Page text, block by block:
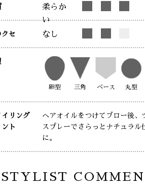
柔らか
い
クセ なし
卵型 三角 ベース 丸型
イリング
ント
ヘアオイルをつけてブロー後、
スプレーでさらっとナチュラル
に。
STYLIST